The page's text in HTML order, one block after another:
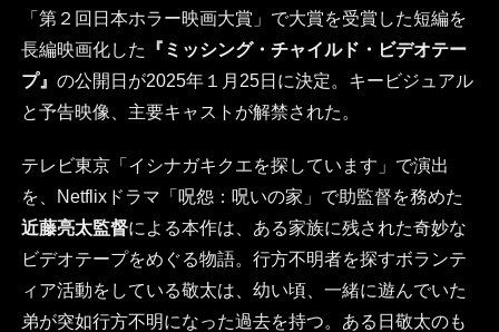
「第２回日本ホラー映画大賞」で大賞を受賞した短編を
長編映画化した
『ミッシング・チャイルド・ビデオテー
プ』 の公開日が2025年１月25日に決定。キービジュアル
と予告映像、主要キャストが解禁された。
テレビ東京「イシナガキクエを探しています」で演出
を、Netflixドラマ「呪怨：呪いの家」で助監督を務めた
近藤亮太監督による本作は、ある家族に残された奇妙な
ビデオテープをめぐる物語。行方不明者を探すボランテ
ィア活動をしている敬太は、幼い頃、一緒に遊んでいた
弟が突如行方不明になった過去を持つ。ある日敬太のも